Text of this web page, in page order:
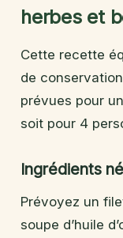
herbes et
Cette recette
de
prévues pour
soit pour 4
Ingrédients
Prévoyez un
soupe d’huile